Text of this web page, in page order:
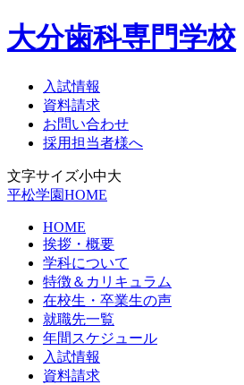
大分歯科専門学校
入試情報
資料請求
お問い合わせ
採用担当者様へ
文字サイズ小中大
平松学園HOME
HOME
挨拶・概要
学科について
特徴＆カリキュラム
在校生・卒業生の声
就職先一覧
年間スケジュール
入試情報
資料請求